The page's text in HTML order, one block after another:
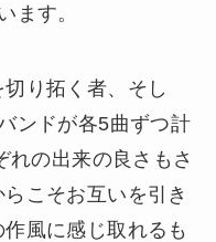
ます。
り拓く者、そし
ンドが各5曲ずつ計
れの出来の良さもさ
こそお互いを引き
風に感じ取れるも